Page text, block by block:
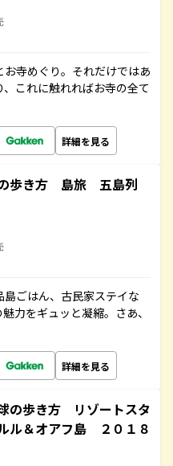
寺めぐり。それだけではあ
これに触れればお寺の全て
詳細を見る
歩き方 島旅 五島列
ごはん、古民家ステイな
力をギュッと凝縮。さあ、
詳細を見る
の歩き方 リゾートスタ
ル＆オアフ島 ２０１８